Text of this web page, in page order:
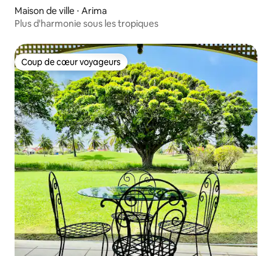
Maison de ville ⋅ Arima
Plus d'harmonie sous les tropiques
Coup de cœur voyageurs
Coup de cœur voyageurs